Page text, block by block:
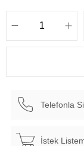
Telefonla
İstek